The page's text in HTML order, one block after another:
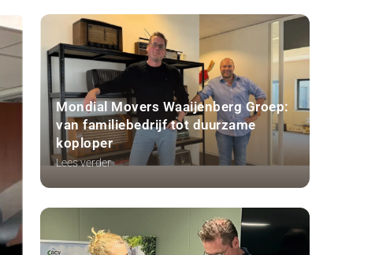
Mondial Movers Waaijenberg Groep:
van familiebedrijf tot duurzame
koploper
Lees verder